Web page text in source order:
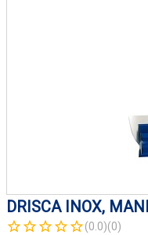
DRISCA INOX,
(0.0)(0)